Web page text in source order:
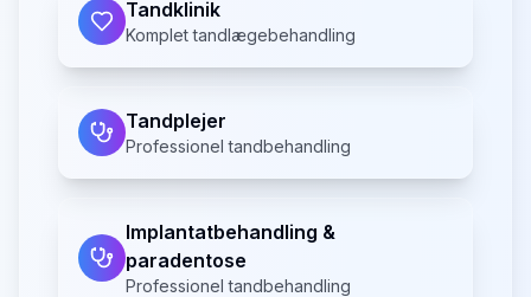
Tandklinik
Komplet tandlægebehandling
Tandplejer
Professionel tandbehandling
Implantatbehandling &
paradentose
Professionel tandbehandling